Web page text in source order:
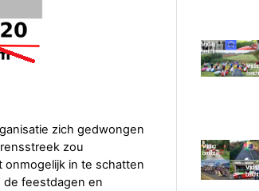
zich gedwongen
zou
onmogelijk in te schatten
de feestdagen en